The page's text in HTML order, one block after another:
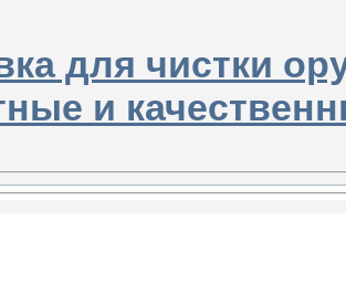
для чистки
и